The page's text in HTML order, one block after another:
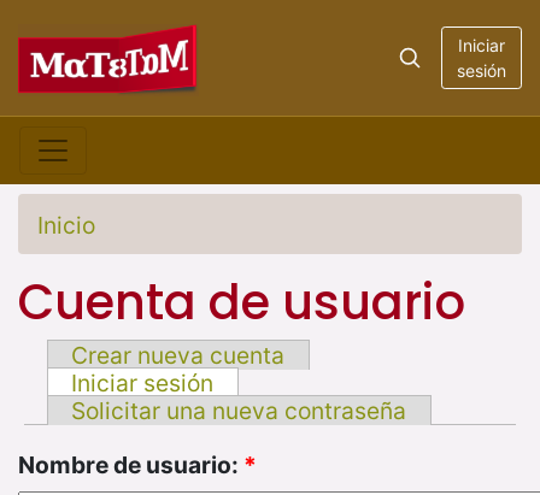
Iniciar
sesión
Inicio
Cuenta de usuario
Crear nueva cuenta
Iniciar sesión
Solicitar una nueva contraseña
Nombre de usuario: *